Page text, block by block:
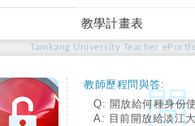
教學計畫表
Tamkang University Teacher
教師歷程問與答:
Q: 開放給何種身份
A: 目前開放給淡江